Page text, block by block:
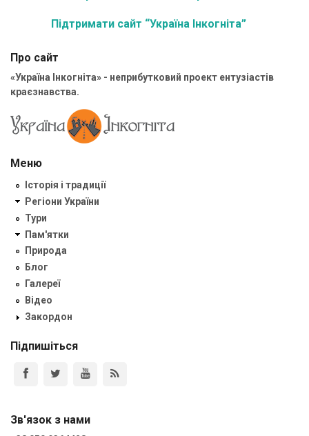
Підтримати сайт “Україна Інкогніта”
Про сайт
«Україна Інкогніта» - неприбутковий проект ентузіастів
краєзнавства.
Меню
Історія і традиції
Регіони України
Тури
Пам'ятки
Природа
Блог
Галереї
Відео
Закордон
Підпишіться
Зв'язок з нами